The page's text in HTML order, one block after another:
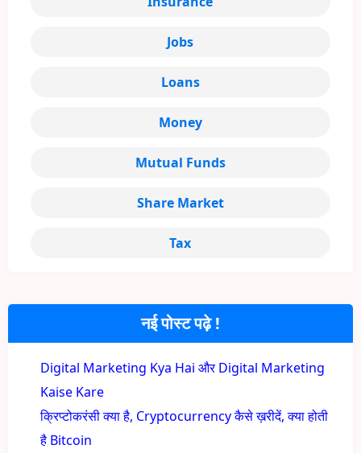
नई पोस्ट पढ़े !
Digital Marketing Kya Hai और Digital Marketing
Kaise Kare
क्रिप्टोकरंसी क्या है, Cryptocurrency कैसे ख़रीदें, क्या होती
है Bitcoin
Jobs
Loans
Money
Mutual Funds
Share Market
Tax